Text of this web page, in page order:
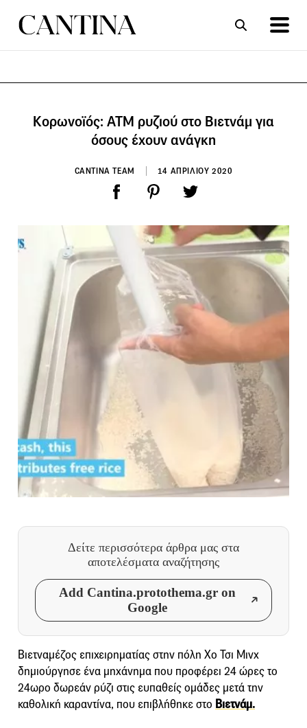
Kορωνοϊός: ΑΤΜ ρυζιού στο Βιετνάμ για
όσους έχουν ανάγκη
CANTINA TEAM 14 ΑΠΡΙΛΙΟΥ 2020
Δείτε περισσότερα άρθρα μας στα
αποτελέσματα αναζήτησης
Add Cantina.protothema.gr on
Google
Βιετναμέζος επιχειρηματίας στην πόλη Χο Τσι Μινχ
δημιούργησε ένα μηχάνημα που προφέρει 24 ώρες το
24ωρο δωρεάν ρύζι στις ευπαθείς ομάδες μετά την
καθολική καραντίνα, που επιβλήθηκε στο Βιετνάμ.